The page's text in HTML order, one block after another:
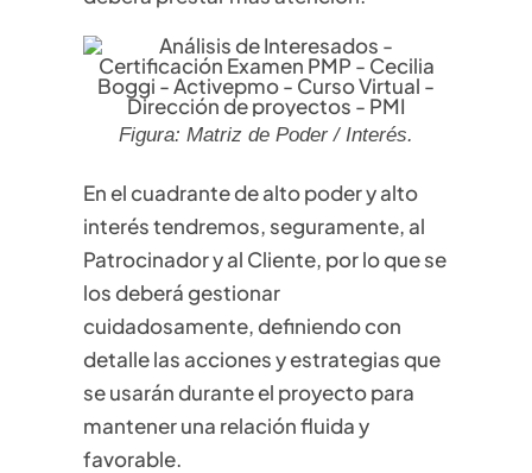
Figura: Matriz de Poder / Interés.
En el cuadrante de alto poder y alto
interés tendremos, seguramente, al
Patrocinador y al Cliente, por lo que se
los deberá gestionar
cuidadosamente, definiendo con
detalle las acciones y estrategias que
se usarán durante el proyecto para
mantener una relación fluida y
favorable.